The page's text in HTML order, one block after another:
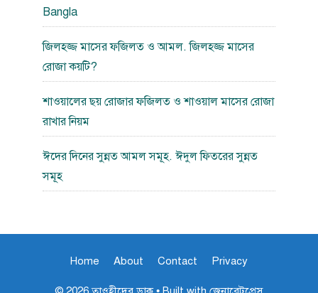
Bangla
জিলহজ্জ মাসের ফজিলত ও আমল. জিলহজ্জ মাসের
রোজা কয়টি?
শাওয়ালের ছয় রোজার ফজিলত ও শাওয়াল মাসের রোজা
রাখার নিয়ম
ঈদের দিনের সুন্নত আমল সমূহ. ঈদুল ফিতরের সুন্নত
সমূহ
Home About Contact Privacy